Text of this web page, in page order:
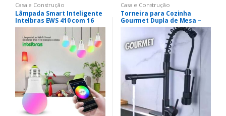
Casa e Construção
Lâmpada Smart Inteligente
Intelbras EWS 410 com 16
milhões de cores Wi-Fi
compatível com Alexa
Casa e Construção
Torneira para Cozinha
Gourmet Dupla de Mesa –
com Filtro Monocomando
Black Nell AM-2679